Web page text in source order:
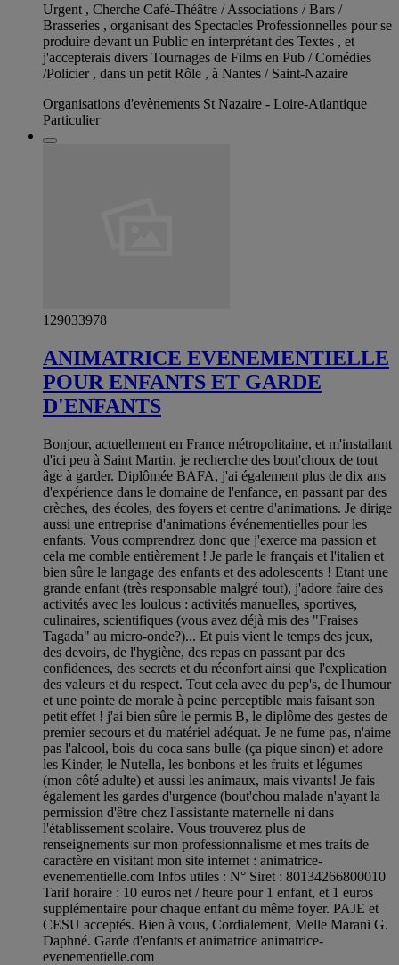
Urgent , Cherche Café-Théâtre / Associations / Bars /
Brasseries , organisant des Spectacles Professionnelles pour se
produire devant un Public en interprétant des Textes , et
j'accepterais divers Tournages de Films en Pub / Comédies
/Policier , dans un petit Rôle , à Nantes / Saint-Nazaire
Organisations d'evènements St Nazaire - Loire-Atlantique
Particulier
129033978
ANIMATRICE EVENEMENTIELLE
POUR ENFANTS ET GARDE
D'ENFANTS
Bonjour, actuellement en France métropolitaine, et m'installant
d'ici peu à Saint Martin, je recherche des bout'choux de tout
âge à garder. Diplômée BAFA, j'ai également plus de dix ans
d'expérience dans le domaine de l'enfance, en passant par des
crèches, des écoles, des foyers et centre d'animations. Je dirige
aussi une entreprise d'animations événementielles pour les
enfants. Vous comprendrez donc que j'exerce ma passion et
cela me comble entièrement ! Je parle le français et l'italien et
bien sûre le langage des enfants et des adolescents ! Etant une
grande enfant (très responsable malgré tout), j'adore faire des
activités avec les loulous : activités manuelles, sportives,
culinaires, scientifiques (vous avez déjà mis des "Fraises
Tagada" au micro-onde?)... Et puis vient le temps des jeux,
des devoirs, de l'hygiène, des repas en passant par des
confidences, des secrets et du réconfort ainsi que l'explication
des valeurs et du respect. Tout cela avec du pep's, de l'humour
et une pointe de morale à peine perceptible mais faisant son
petit effet ! j'ai bien sûre le permis B, le diplôme des gestes de
premier secours et du matériel adéquat. Je ne fume pas, n'aime
pas l'alcool, bois du coca sans bulle (ça pique sinon) et adore
les Kinder, le Nutella, les bonbons et les fruits et légumes
(mon côté adulte) et aussi les animaux, mais vivants! Je fais
également les gardes d'urgence (bout'chou malade n'ayant la
permission d'être chez l'assistante maternelle ni dans
l'établissement scolaire. Vous trouverez plus de
renseignements sur mon professionnalisme et mes traits de
caractère en visitant mon site internet : animatrice-
evenementielle.com Infos utiles : N° Siret : 80134266800010
Tarif horaire : 10 euros net / heure pour 1 enfant, et 1 euros
supplémentaire pour chaque enfant du même foyer. PAJE et
CESU acceptés. Bien à vous, Cordialement, Melle Marani G.
Daphné. Garde d'enfants et animatrice animatrice-
evenementielle.com